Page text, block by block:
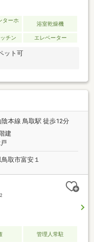
ターホ
浴室乾燥機
チン エレベーター
ット可
陰本線 鳥取駅 徒歩12分
建
取市富安１
2
管理人常駐